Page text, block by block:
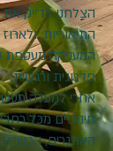
הצלחנו לדייק
התיאוריות,
המעניקה מעטפת
פדגוגית ורגשית.
אחרי למעלה
חינוכיים מכל
האתגרים,הכשרת